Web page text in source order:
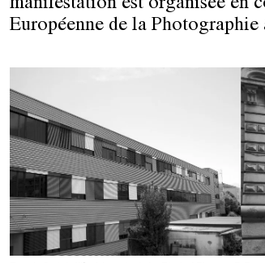
manifestation est organisée en
Européenne de la Photographie